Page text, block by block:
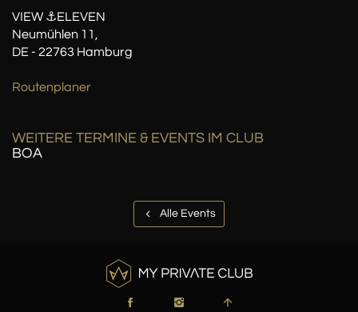
VIEW ⚓️ELEVEN
Neumühlen 11,
DE - 22763 Hamburg
Routenplaner
WEITERE TERMINE & EVENTS IM CLUB
BOA
Alle Events